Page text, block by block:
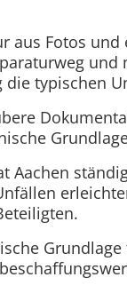
aus Fotos
die typischen
Aachen